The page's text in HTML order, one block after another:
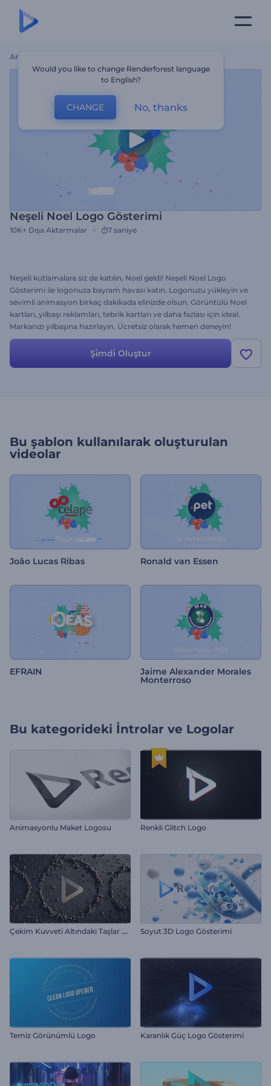
Ana Sayfa
Neşeli Noel Logo Gösterimi
10K+ Dışa Aktarmalar 7 saniye
Neşeli kutlamalara siz de katılın, Noel geldi! Neşeli Noel Logo
Gösterimi ile logonuza bayram havası katın. Logonuzu yükleyin ve
sevimli animasyon birkaç dakikada elinizde olsun. Görüntülü Noel
kartları, yılbaşı reklamları, tebrik kartları ve daha fazlası için ideal.
Markanızı yılbaşına hazırlayın. Ücretsiz olarak hemen deneyin!
Şi̇mdi̇ Oluştur
Bu şablon kullanılarak oluşturulan
videolar
João Lucas Ribas Ronald van Essen
EFRAIN Jaime Alexander Morales
Monterroso
Bu kategorideki İntrolar ve Logolar
Animasyonlu Maket Logosu Renkli Glitch Logo
Ç
ekim Kuvveti Altındaki Taşlar Giriş Videosu Soyut 3D Logo Gösterimi
Temiz Görünümlü Logo Karanlık Güç Logo Gösterimi
Would you like to change Renderforest language
to English?
CHANGE No, thanks